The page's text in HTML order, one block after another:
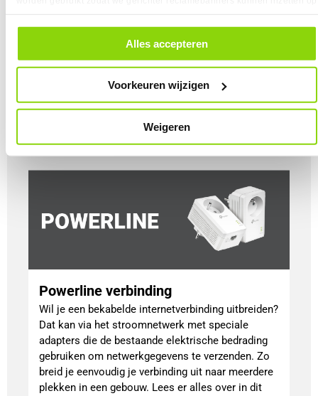
alle cookies. Je kunt je gegeven toestemming altijd intrekken, dit doe je
door in de footer van onze website te klikken op ‘Cookievoorkeuren’
Alles accepteren
Voorkeuren wijzigen
Weigeren
knop op het toetsenbord kun je CoPilot+ direct
activeren. Deze AI-laptops bieden handige
zoals sneller werken, slimme suggesties en
efficiëntere taken. Wat maakt een CoPilot+ PC-
laptop zo handig?
Powerline verbinding
Wil je een bekabelde internetverbinding uitbreiden?
Dat kan via het stroomnetwerk met speciale
adapters die de bestaande elektrische bedrading
gebruiken om netwerkgegevens te verzenden. Zo
breid je eenvoudig je verbinding uit naar meerdere
plekken in een gebouw. Lees er alles over in dit